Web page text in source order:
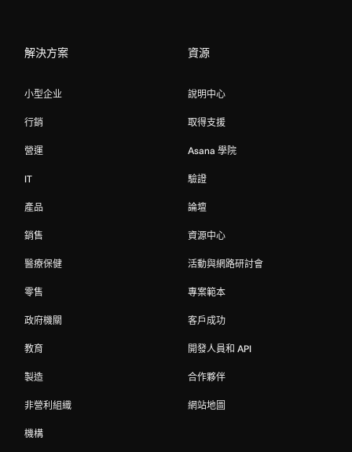
解決方案
小型企业
行銷
營運
IT
產品
銷售
醫療保健
零售
政府機關
教育
製造
非營利組織
機構
資源
說明中心
取得支援
Asana 學院
驗證
論壇
資源中心
活動與網路研討會
專案範本
客戶成功
開發人員和 API
合作夥伴
網站地圖